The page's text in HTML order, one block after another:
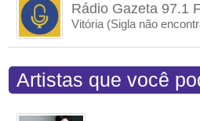
Rádio Gazeta 97.1
Vitória (Sigla não
Artistas que você